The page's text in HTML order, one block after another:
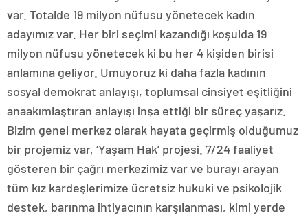
var. Totalde 19 milyon nüfusu yönetecek kadın
adayımız var. Her biri seçimi kazandığı koşulda 19
milyon nüfusu yönetecek ki bu her 4 kişiden birisi
anlamına geliyor. Umuyoruz ki daha fazla kadının
sosyal demokrat anlayışı, toplumsal cinsiyet eşitliğini
anaakımlaştıran anlayışı inşa ettiği bir süreç yaşarız.
Bizim genel merkez olarak hayata geçirmiş olduğumuz
bir projemiz var, ‘Yaşam Hak’ projesi. 7/24 faaliyet
gösteren bir çağrı merkezimiz var ve burayı arayan
tüm kız kardeşlerimize ücretsiz hukuki ve psikolojik
destek, barınma ihtiyacının karşılanması, kimi yerde